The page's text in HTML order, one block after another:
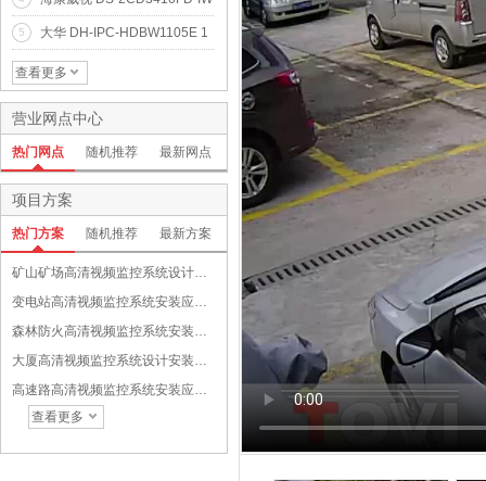
100万1/4” CMOS多功能报警
卡片型网络摄像机
大华 DH-IPC-HDBW1105E 1
00万像素迷你红外防暴半球网
络摄像机
5
查看更多
营业网点中心
热门网点 随机推荐 最新网点
项目方案
热门方案 随机推荐 最新方案
矿山矿场高清视频监控系统设计安装应用与功能设备选配方案
变电站高清视频监控系统安装应用与功能设备选配方案
森林防火高清视频监控系统安装应用与功能设备选配方案
大厦高清视频监控系统设计安装应用与功能介绍方案
高速路高清视频监控系统安装应用与功能设备选配方案
查看更多